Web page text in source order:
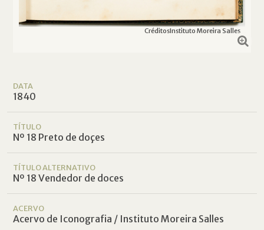
CréditosInstituto Moreira Salles
DATA
1840
TÍTULO
Nº 18 Preto de doçes
TÍTULO ALTERNATIVO
Nº 18 Vendedor de doces
ACERVO
Acervo de Iconografia / Instituto Moreira Salles